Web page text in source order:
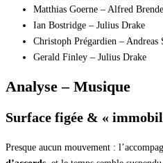
Matthias Goerne – Alfred
Ian Bostridge – Julius Drake
Christoph Prégardien – Andreas
Gerald Finley – Julius Drake
Analyse – Musique
Surface figée & «
Presque aucun mouvement :